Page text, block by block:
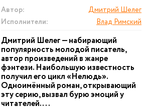
Автор:
Дмитрий Шелег
Исполнители:
Влад Римский
Дмитрий Шелег — набирающий
популярность молодой писатель,
автор произведений в жанре
фэнтези. Наибольшую известность
получил его цикл «Нелюдь».
Одноимённый роман, открывающий
эту серию, вызвал бурю эмоций у
читателей. ...